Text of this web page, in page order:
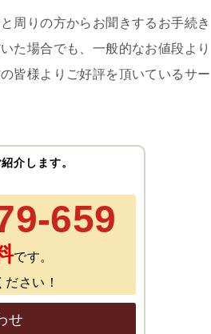
周りの方からお聞きするお手続き
た場合でも、一般的なお値段より
皆様よりご好評を頂いているサー
介します。
659
です。
さい！
せ